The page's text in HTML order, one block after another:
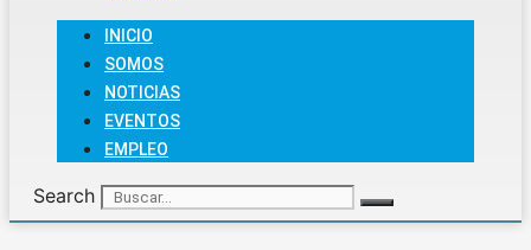
INICIO
SOMOS
NOTICIAS
EVENTOS
EMPLEO
Search